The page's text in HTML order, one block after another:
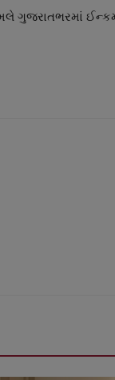
ગુજરાતભરમાં